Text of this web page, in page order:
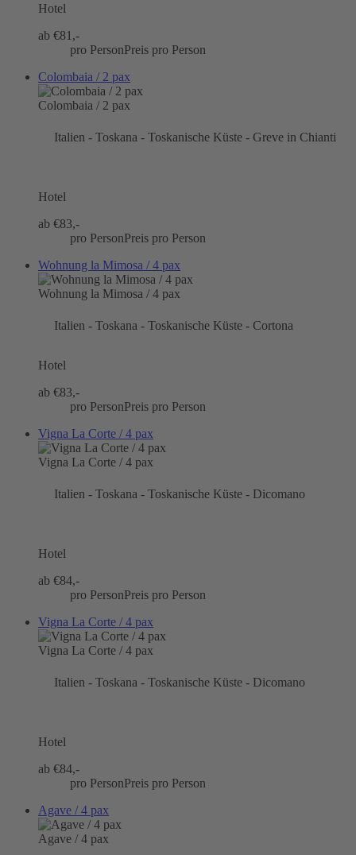
Hotel
ab €81,-
pro PersonPreis pro Person
Colombaia / 2 pax
Colombaia / 2 pax
Italien - Toskana - Toskanische Küste - Greve in Chianti
Hotel
ab €83,-
pro PersonPreis pro Person
Wohnung la Mimosa / 4 pax
Wohnung la Mimosa / 4 pax
Italien - Toskana - Toskanische Küste - Cortona
Hotel
ab €83,-
pro PersonPreis pro Person
Vigna La Corte / 4 pax
Vigna La Corte / 4 pax
Italien - Toskana - Toskanische Küste - Dicomano
Hotel
ab €84,-
pro PersonPreis pro Person
Vigna La Corte / 4 pax
Vigna La Corte / 4 pax
Italien - Toskana - Toskanische Küste - Dicomano
Hotel
ab €84,-
pro PersonPreis pro Person
Agave / 4 pax
Agave / 4 pax